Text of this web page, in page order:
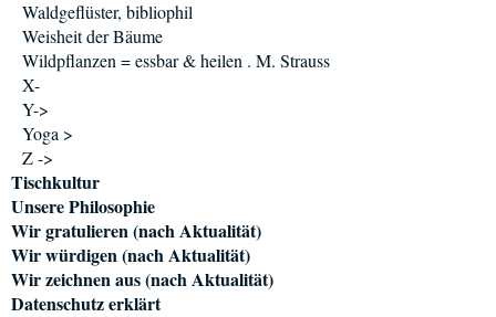
Waldgeflüster, bibliophil
Weisheit der Bäume
Wildpflanzen = essbar & heilen . M. Strauss
X-
Y->
Yoga >
Z ->
Tischkultur
Unsere Philosophie
Wir gratulieren (nach Aktualität)
Wir würdigen (nach Aktualität)
Wir zeichnen aus (nach Aktualität)
Datenschutz erklärt